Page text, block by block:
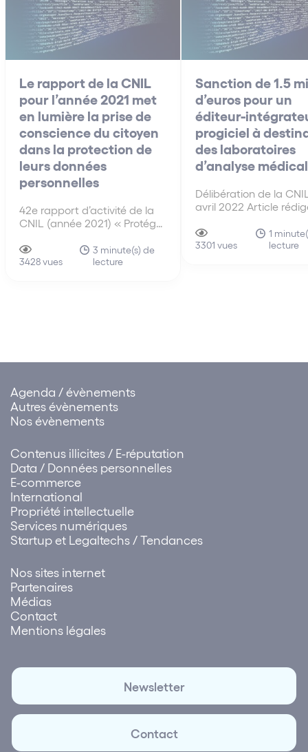
Le rapport de la CNIL
pour l’année 2021 met
en lumière la prise de
conscience du citoyen
dans la protection de
leurs données
personnelles
42e rapport d’activité de la
CNIL (année 2021) « Protéger
Accompagner l’innovation,
Préserver les libertés
3428 vues
3 minute(s) de
lecture
Sanction de 1.5
d’euros pour un
éditeur-
progiciel à
des laboratoires
d’analyse
Délibération de la
avril 2022 Article
Valentine Quiniou.
3301 vues
1
lecture
Agenda / évènements
Autres évènements
Nos évènements
Contenus illicites / E-réputation
Data / Données personnelles
E-commerce
International
Propriété intellectuelle
Services numériques
Startup et Legaltechs / Tendances
Nos sites internet
Partenaires
Médias
Contact
Mentions légales
Newsletter
Contact